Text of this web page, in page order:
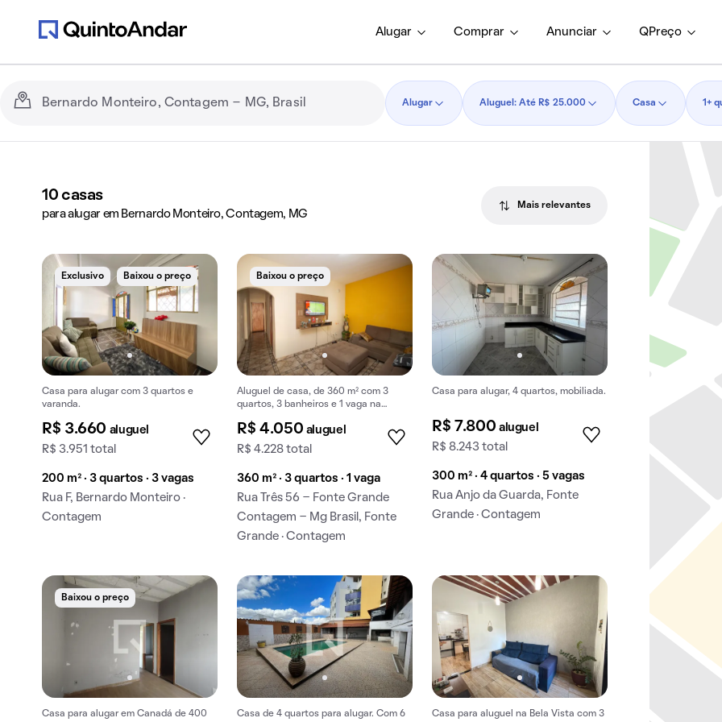
Alugar Comprar Anunciar QPreço
Alugar Aluguel: Até R$ 25.000 Casa 1+
10 casas
para alugar em Bernardo Monteiro, Contagem, MG
Mais relevantes
Exclusivo Baixou o preço
Casa para alugar com 3 quartos e
varanda.
R$ 3.660 aluguel
R$ 3.951 total
200 m² · 3 quartos · 3 vagas
Rua F, Bernardo Monteiro ·
Contagem
Baixou o preço
Aluguel de casa, de 360 m² com 3
quartos, 3 banheiros e 1 vaga na
R$ 4.050 aluguel
R$ 4.228 total
360 m² · 3 quartos · 1 vaga
Rua Três 56 - Fonte Grande
Contagem - Mg Brasil, Fonte
Grande · Contagem
Casa para alugar, 4 quartos, mobiliada.
R$ 7.800 aluguel
R$ 8.243 total
300 m² · 4 quartos · 5 vagas
Rua Anjo da Guarda, Fonte
Grande · Contagem
Baixou o preço
Casa para alugar em Canadá de 400 Casa de 4 quartos para alugar. Com 6 Casa para aluguel na Bela Vista com 3